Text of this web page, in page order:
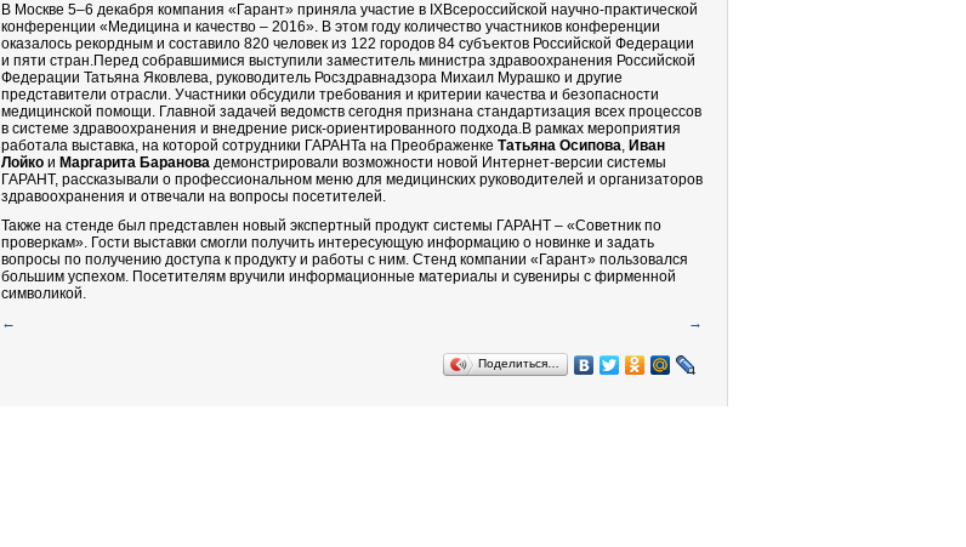
В Москве 5–6 декабря компания «Гарант» приняла участие в IXВсероссийской научно-практической
конференции «Медицина и качество – 2016». В этом году количество участников конференции
оказалось рекордным и составило 820 человек из 122 городов 84 субъектов Российской Федерации
и пяти стран.Перед собравшимися выступили заместитель министра здравоохранения Российской
Федерации Татьяна Яковлева, руководитель Росздравнадзора Михаил Мурашко и другие
представители отрасли. Участники обсудили требования и критерии качества и безопасности
медицинской помощи. Главной задачей ведомств сегодня признана стандартизация всех процессов
в системе здравоохранения и внедрение риск-ориентированного подхода.В рамках мероприятия
работала выставка, на которой сотрудники ГАРАНТа на Преображенке Татьяна Осипова, Иван
Лойко и Маргарита Баранова демонстрировали возможности новой Интернет-версии системы
ГАРАНТ, рассказывали о профессиональном меню для медицинских руководителей и организаторов
здравоохранения и отвечали на вопросы посетителей.
Также на стенде был представлен новый экспертный продукт системы ГАРАНТ – «Советник по
проверкам». Гости выставки смогли получить интересующую информацию о новинке и задать
вопросы по получению доступа к продукту и работы с ним. Стенд компании «Гарант» пользовался
большим успехом. Посетителям вручили информационные материалы и сувениры с фирменной
символикой.
←
→
Поделиться…